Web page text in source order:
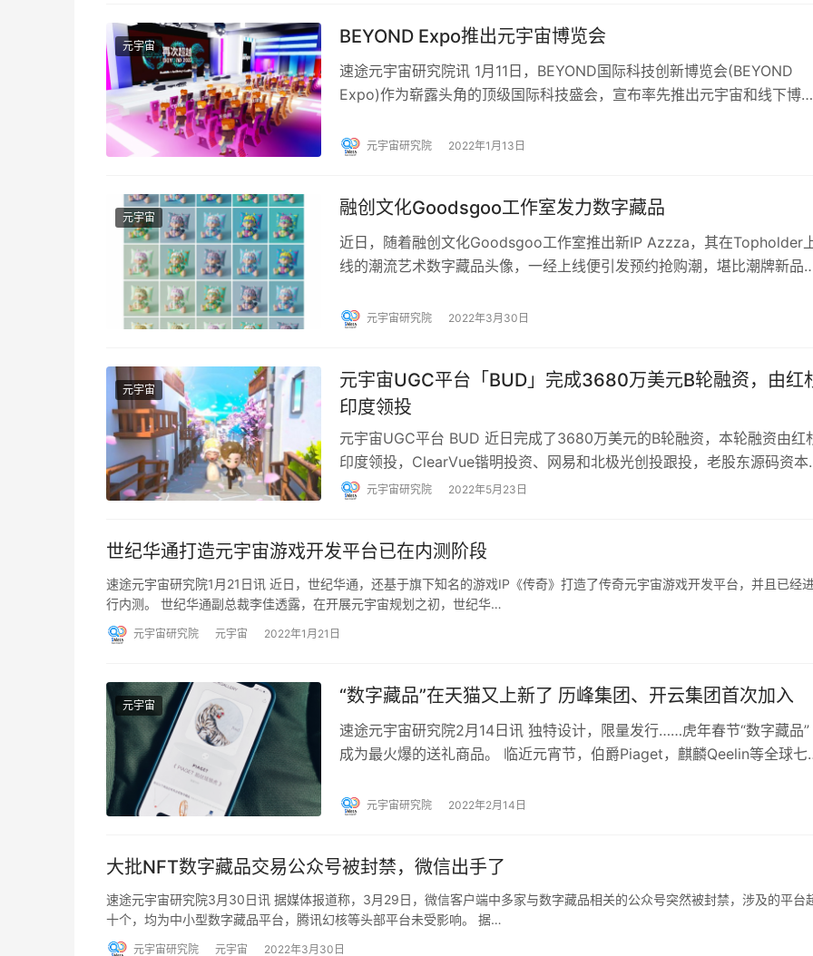
元宇宙 BEYOND Expo推出元宇宙博览会
速途元宇宙研究院讯 1月11日，BEYOND国际科技创新博览会(BEYOND
Expo)作为崭露头角的顶级国际科技盛会，宣布率先推出元宇宙和线下博
元宇宙研究院 2022年1月13日
元宇宙 融创文化Goodsgoo工作室发力数字藏品
近日，随着融创文化Goodsgoo工作室推出新IP Azzza，其在Topholder
线的潮流艺术数字藏品头像，一经上线便引发预约抢购潮，堪比潮牌新品
元宇宙研究院 2022年3月30日
元宇宙
元宇宙UGC平台「BUD」完成3680万美元B轮融资，由红
印度领投
元宇宙UGC平台 BUD 近日完成了3680万美元的B轮融资，本轮融资由红
印度领投，ClearVue锴明投资、网易和北极光创投跟投，老股东源码资本
GGV纪源资本和启明创投也参与…
元宇宙研究院 2022年5月23日
世纪华通打造元宇宙游戏开发平台已在内测阶段
速途元宇宙研究院1月21日讯 近日，世纪华通，还基于旗下知名的游戏IP《传奇》打造了传奇元宇宙游戏开发平台，并且已经
行内测。 世纪华通副总裁李佳透露，在开展元宇宙规划之初，世纪华…
元宇宙研究院 元宇宙 2022年1月21日
元宇宙 “数字藏品”在天猫又上新了 历峰集团、开云集团首次加入
速途元宇宙研究院2月14日讯 独特设计，限量发行……虎年春节“数字藏品”
成为最火爆的送礼商品。 临近元宵节，伯爵Piaget，麒麟Qeelin等全球七
元宇宙研究院 2022年2月14日
大批NFT数字藏品交易公众号被封禁，微信出手了
速途元宇宙研究院3月30日讯 据媒体报道称，3月29日，微信客户端中多家与数字藏品相关的公众号突然被封禁，涉及的平台
十个，均为中小型数字藏品平台，腾讯幻核等头部平台未受影响。 据…
元宇宙研究院 元宇宙 2022年3月30日